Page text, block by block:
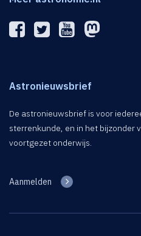
Astronieuwsbrief
De astronieuwsbrief is voor
sterrenkunde, en in het bijzonder
voortgezet onderwijs.
Aanmelden